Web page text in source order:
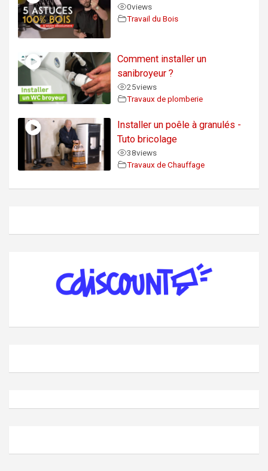
0views
Travail du Bois
Comment installer un
sanibroyeur ?
25views
Travaux de plomberie
Installer un poêle à granulés -
Tuto bricolage
38views
Travaux de Chauffage